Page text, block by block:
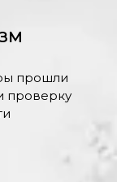
прошли
проверку